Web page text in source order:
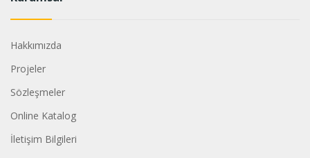
Hakkımızda
Projeler
Sözleşmeler
Online Katalog
İletişim Bilgileri